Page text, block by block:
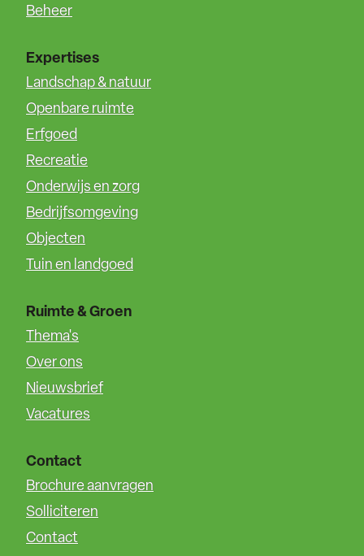
Beheer
Expertises
Landschap & natuur
Openbare ruimte
Erfgoed
Recreatie
Onderwijs en zorg
Bedrijfsomgeving
Objecten
Tuin en landgoed
Ruimte & Groen
Thema's
Over ons
Nieuwsbrief
Vacatures
Contact
Brochure aanvragen
Solliciteren
Contact